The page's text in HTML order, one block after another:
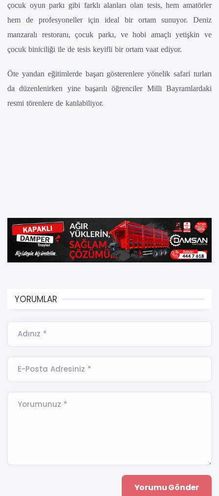
çocuk oyun parkı gibi farklı alanları olan tesis, hem amatörler
hem de profesyoneller için ideal bir ortam sunuyor. Deniz
manzaralı restoranı, çocuk parkı, ve hobi amaçlı yetişkin ve
çocuk biniciliği ile de tesis keyifli bir ortam vaat ediyor.
Öte yandan eğitimlerde başarı gösterenlere yönelik safari turları
da düzenlenirken yine başarılı öğrenciler Milli Bayramlardaki
resmi törenlere de katılabiliyor.
YORUMLAR
Adınız *
E-Posta Adresiniz *
Yorumunuz *